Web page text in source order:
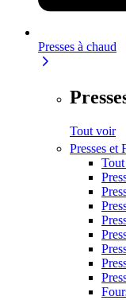
Presses à chaud
Tout voir
Presses et